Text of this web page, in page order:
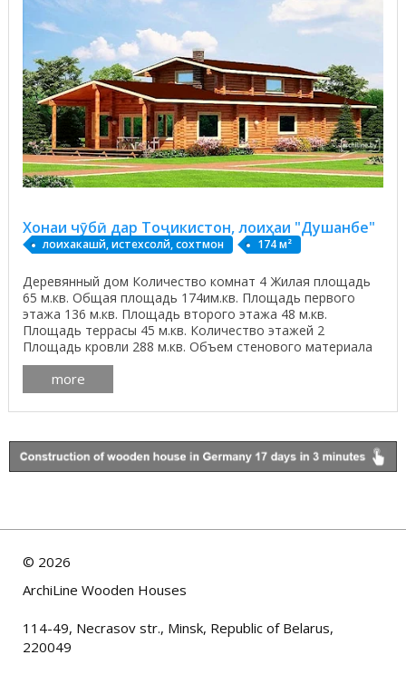
Хонаи чӯбӣ дар Тоҷикистон, лоиҳаи "Душанбе"
лоихакашй, истехсолй, сохтмон 174 м²
Деревянный дом Количество комнат 4 Жилая площадь
65 м.кв. Общая площадь 174им.кв. Площадь первого
этажа 136 м.кв. Площадь второго этажа 48 м.кв.
Площадь террасы 45 м.кв. Количество этажей 2
Площадь кровли 288 м.кв. Объем стенового материала
113 ...
more
© 2026
ArchiLine Wooden Houses
114-49, Necrasov str., Minsk, Republic of Belarus,
220049